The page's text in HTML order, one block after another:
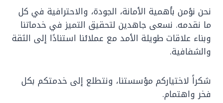
نحن نؤمن بأهمية الأمانة، الجودة، والاحترافية في كل
ما نقدمه. نسعى جاهدين لتحقيق التميز في خدماتنا
وبناء علاقات طويلة الأمد مع عملائنا استنادًا إلى الثقة
والشفافية.
شكراً لاختياركم مؤسستنا، ونتطلع إلى خدمتكم بكل
فخر واهتمام.